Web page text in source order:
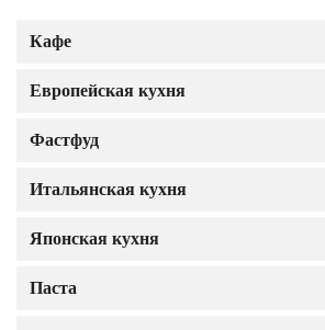
Кафе
Европейская кухня
Фастфуд
Итальянская кухня
Японская кухня
Паста